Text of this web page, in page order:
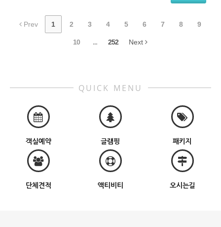
Prev 1 2 3 4 5 6 7 8 9
10 ... 252 Next
QUICK MENU
객실예약 글램핑 패키지
단체견적 액티비티 오시는길